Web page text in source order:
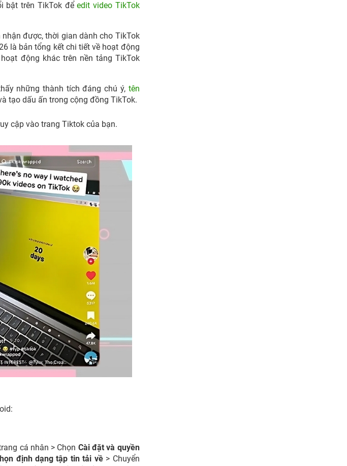
bật trên TikTok đểedit video TikTok
được, thời gian dành cho TikTok
là bản tổng kết chi tiết về hoạt động
động khác trên nền tảng TikTok
những thành tích đáng chú ý, tên
tạo dấu ấn trong cộng đồng TikTok.
cập vào trang Tiktok của bạn.
cá nhân > Chọn Cài đặt và quyền
định dạng tập tin tải về> Chuyển